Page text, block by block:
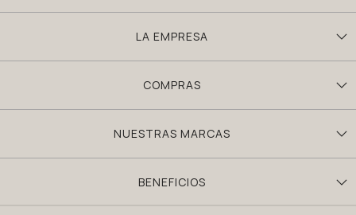
LA EMPRESA
COMPRAS
NUESTRAS MARCAS
BENEFICIOS